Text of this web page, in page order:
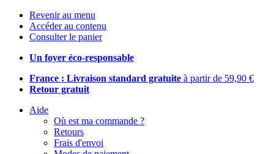
Revenir au menu
Accéder au contenu
Consulter le panier
Un foyer éco-responsable
France : Livraison standard gratuite à partir de 59,90 €
Retour gratuit
Aide
Où est ma commande ?
Retours
Frais d'envoi